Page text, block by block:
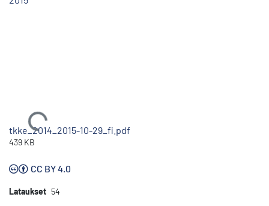
Ladataan...
tkke_2014_2015-10-29_fi.pdf
439 KB
CC BY 4.0
Lataukset 54